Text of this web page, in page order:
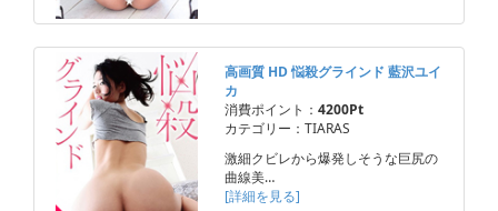
高画質 HD 悩殺グラインド 藍沢ユイ
カ
消費ポイント： 4200Pt
カテゴリー：TIARAS
激細クビレから爆発しそうな巨尻の
曲線美…
[詳細を見る]